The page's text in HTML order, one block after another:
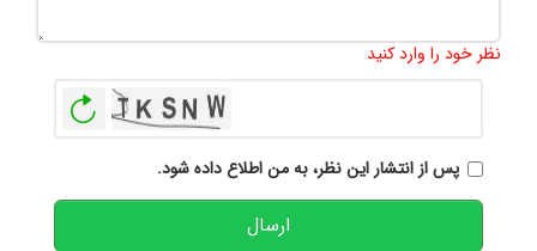
نظر خود را وارد کنید
پس از انتشار این نظر، به من اطلاع داده شود.
ارسال